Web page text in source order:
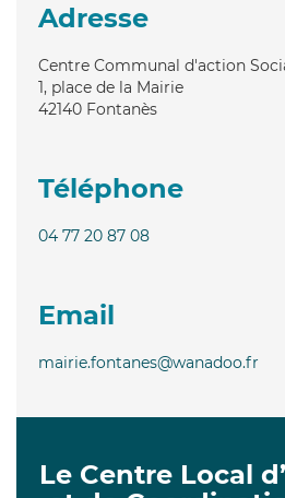
Adresse
Centre Communal d'action
1, place de la Mairie
42140 Fontanès
Téléphone
04 77 20 87 08
Email
mairie.fontanes@wanadoo.fr
Le Centre Local